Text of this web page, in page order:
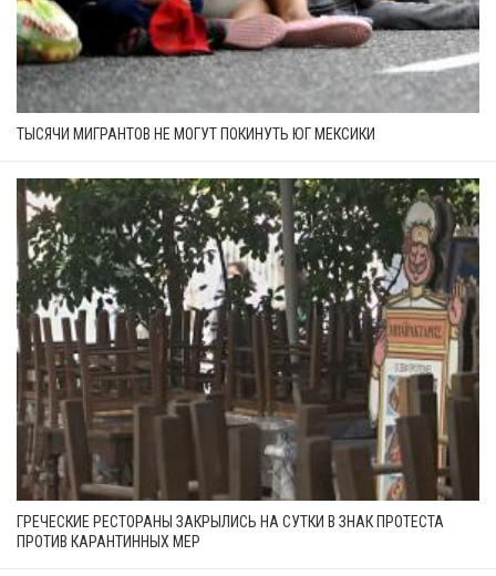
ТЫСЯЧИ МИГРАНТОВ НЕ МОГУТ ПОКИНУТЬ ЮГ МЕКСИКИ
ГРЕЧЕСКИЕ РЕСТОРАНЫ ЗАКРЫЛИСЬ НА СУТКИ В ЗНАК ПРОТЕСТА
ПРОТИВ КАРАНТИННЫХ МЕР